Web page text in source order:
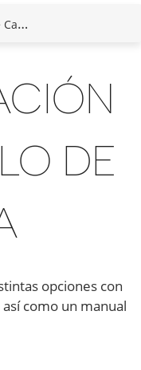
en Módulo de Caja
DE
opciones con
como un manual